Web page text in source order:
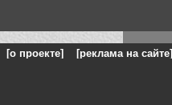
[о проекте] [реклама на сайте]